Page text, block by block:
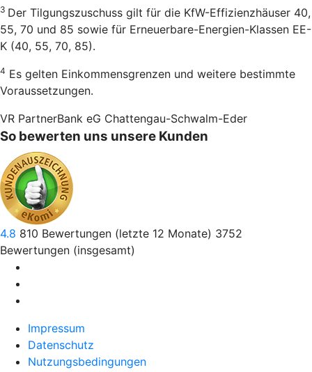
3 Der Tilgungszuschuss gilt für die KfW-Effizienzhäuser 40,
55, 70 und 85 sowie für Erneuerbare-Energien-Klassen EE-
K (40, 55, 70, 85).
4 Es gelten Einkommensgrenzen und weitere bestimmte
Voraussetzungen.
VR PartnerBank eG Chattengau-Schwalm-Eder
So bewerten uns unsere Kunden
4.8 810 Bewertungen (letzte 12 Monate) 3752
Bewertungen (insgesamt)
Impressum
Datenschutz
Nutzungsbedingungen